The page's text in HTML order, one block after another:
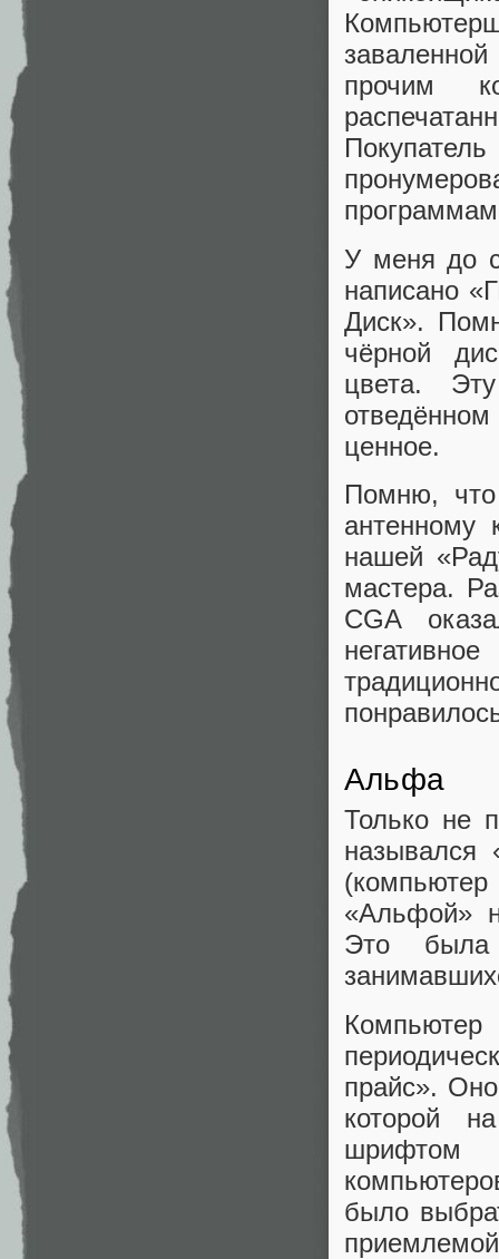
прочим
У меня до
написано
Диск».
чёрной
цвета.
ценное.
Помню,
нашей
мастера.
CGA
Альфа
Только не
«Альфой»
Это была
прайс».
которой
шрифтом
было